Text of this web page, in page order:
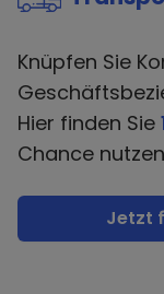
Knüpfen Sie
Hier finden Sie
Chance
Jetzt